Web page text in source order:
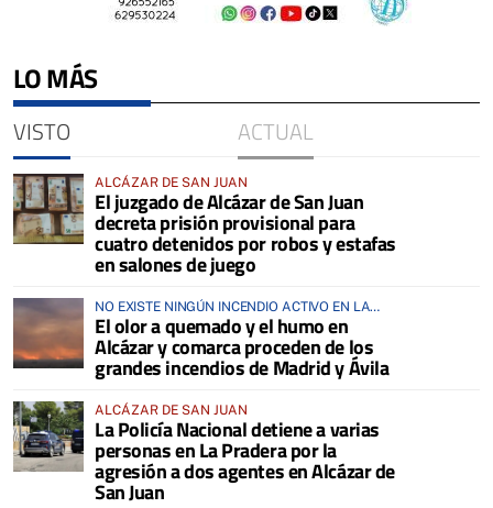
LO MÁS
VISTO ACTUAL
ALCÁZAR DE SAN JUAN
El juzgado de Alcázar de San Juan
decreta prisión provisional para
cuatro detenidos por robos y estafas
en salones de juego
NO EXISTE NINGÚN INCENDIO ACTIVO EN LA
COMARCA
El olor a quemado y el humo en
Alcázar y comarca proceden de los
grandes incendios de Madrid y Ávila
ALCÁZAR DE SAN JUAN
La Policía Nacional detiene a varias
personas en La Pradera por la
agresión a dos agentes en Alcázar de
San Juan